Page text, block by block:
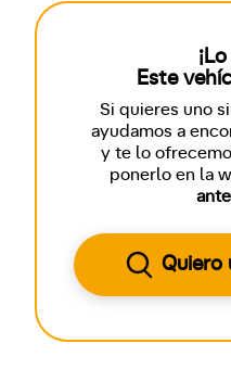
Este
Si quieres uno
ayudamos a
y te lo
ponerlo en la
Quiero